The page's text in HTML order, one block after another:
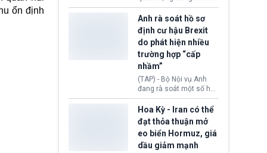
ổn định
phủ cánh tả Tổng thống
da Silva đang leo thang
gay gắt.
sách nhập cư của New
Zealand đang mở ra
thêm cơ hội cho nhiều
người muốn định cư. Từ
nay, người mắc viêm
gan B hoặc viêm gan C
sẽ không còn bị mặc
định không đáp ứng tiêu
chuẩn sức khỏe chỉ vì
chi phí điều trị khi nộp hồ
Anh rà soát hồ sơ
định cư hậu Brexit
do phát hiện nhiều
trường hợp “cấp
nhầm”
(TAP) - Bộ Nội vụ Anh
đang rà soát một số hồ
sơ thuộc Chương trình
Định cư EU (EU
Settlement Scheme -
EUSS) sau khi xác định
có trường hợp được cấp
quy chế cư trú hậu
Hoa Kỳ - Iran có thể
đạt thỏa thuận mở
eo biển Hormuz, giá
dầu giảm mạnh